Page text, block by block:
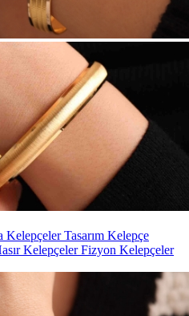
KelepçelerTasarım Kelepçe
KelepçelerFizyon Kelepçeler